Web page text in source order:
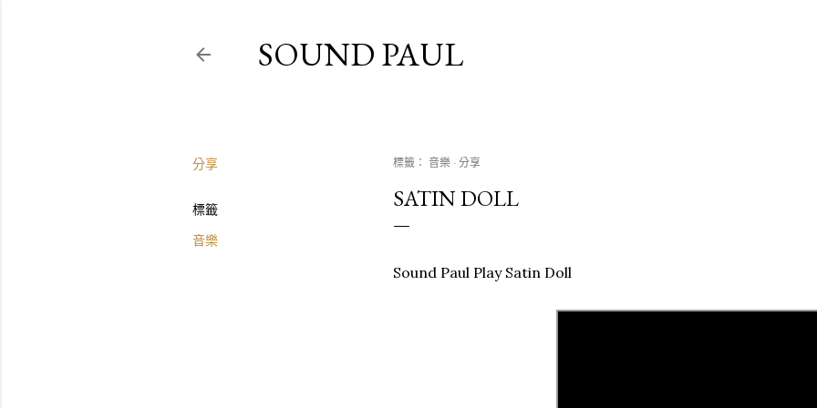
SOUND PAUL
分享
標籤
音樂
標籤： 音樂 分享
SATIN DOLL
Sound Paul Play Satin Doll